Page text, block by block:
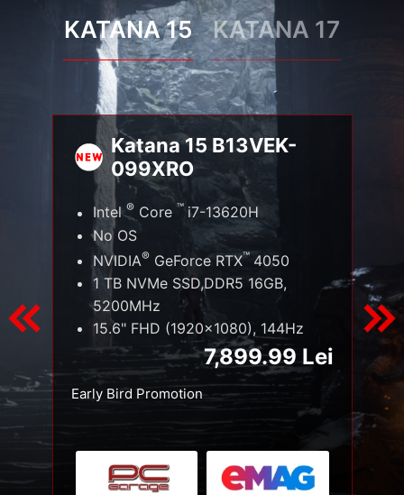
KATANA 15 KATANA 17
Katana 15 B13VEK-
099XRO
Intel®Core ™ i7-13620H
No OS
NVIDIA®GeForce RTX™4050
1 TB NVMe SSD,DDR5 16GB,
5200MHz
15.6" FHD (1920x1080), 144Hz
7,899.99 Lei
Early Bird Promotion